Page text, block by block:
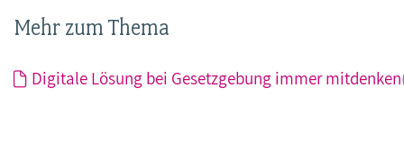
Mehr zum Thema
Digitale Lösung bei Gesetzgebung immer mitdenken